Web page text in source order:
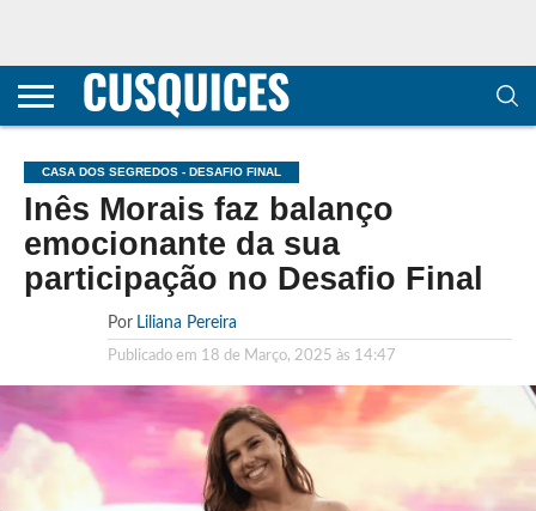
CONTACTOS
HOME
POLÍTICA DE
E COOKIES
SOBRE
TERMOS E
TRANSPARÊNCIA
METODOLOGIA
CASA DOS SEGREDOS - DESAFIO FINAL
Inês Morais faz balanço
emocionante da sua
participação no Desafio Final
Por Liliana Pereira
Publicado em 18 de Março, 2025 às 14:47